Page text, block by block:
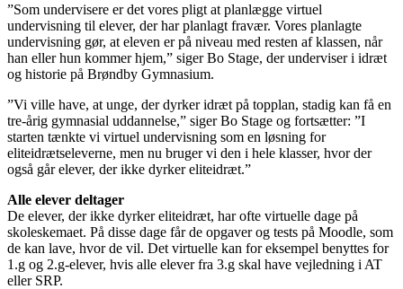
”Som undervisere er det vores pligt at planlægge virtuel
undervisning til elever, der har planlagt fravær. Vores planlagte
undervisning gør, at eleven er på niveau med resten af klassen, når
han eller hun kommer hjem,” siger Bo Stage, der underviser i idræt
og historie på Brøndby Gymnasium.
”Vi ville have, at unge, der dyrker idræt på topplan, stadig kan få en
tre-årig gymnasial uddannelse,” siger Bo Stage og fortsætter: ”I
starten tænkte vi virtuel undervisning som en løsning for
eliteidrætseleverne, men nu bruger vi den i hele klasser, hvor der
også går elever, der ikke dyrker eliteidræt.”
Alle elever deltager
De elever, der ikke dyrker eliteidræt, har ofte virtuelle dage på
skoleskemaet. På disse dage får de opgaver og tests på Moodle, som
de kan lave, hvor de vil. Det virtuelle kan for eksempel benyttes for
1.g og 2.g-elever, hvis alle elever fra 3.g skal have vejledning i AT
eller SRP.